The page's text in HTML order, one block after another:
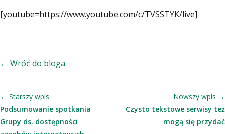
[youtube=https://www.youtube.com/c/TVSSTYK/live]
← Wróć do bloga
← Starszy wpis
Podsumowanie spotkania
Grupy ds. dostępności
Nowszy wpis →
Czysto tekstowe serwisy też
mogą się przydać